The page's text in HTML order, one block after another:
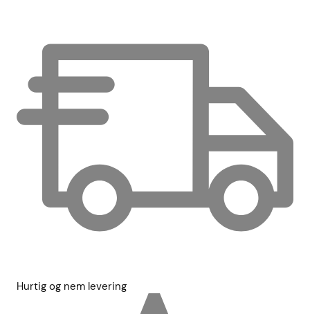
Hurtig og nem levering